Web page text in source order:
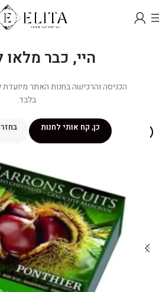
היי, כבר מלאו לך
בלבד.
כן, קח אותי לחנות